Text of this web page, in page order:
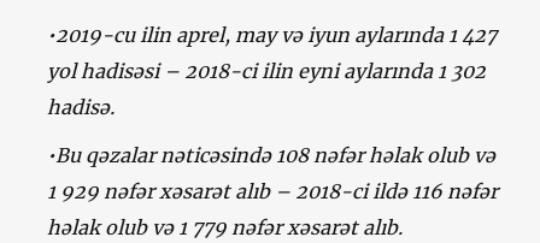
•2019-cu ilin aprel, may və iyun aylarında 1 427
yol hadisəsi – 2018-ci ilin eyni aylarında 1 302
hadisə.
•Bu qəzalar nəticəsində 108 nəfər həlak olub və
1 929 nəfər xəsarət alıb – 2018-ci ildə 116 nəfər
həlak olub və 1 779 nəfər xəsarət alıb.